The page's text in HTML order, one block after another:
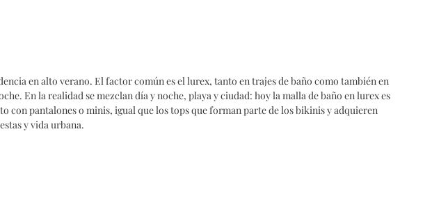
en alto verano. El factor común es el lurex, tanto en trajes de baño como también en
En la realidad se mezclan día y noche, playa y ciudad: hoy la malla de baño en lurex es
con pantalones o minis, igual que los tops que forman parte de los bikinis y adquieren
y vida urbana.